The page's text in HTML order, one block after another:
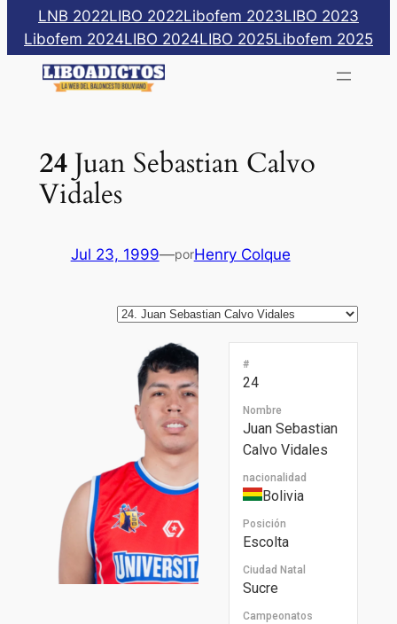
Saltar
contenido
LNB 2022LIBO 2022Libofem 2023LIBO 2023
Libofem 2024LIBO 2024LIBO 2025Libofem 2025
24Juan Sebastian Calvo
Vidales
Jul 23, 1999—porHenry Colque
#
24
Nombre
Juan Sebastian
Calvo Vidales
nacionalidad
Bolivia
Posición
Escolta
Ciudad Natal
Sucre
Campeonatos